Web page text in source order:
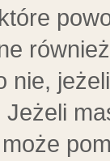
nie,